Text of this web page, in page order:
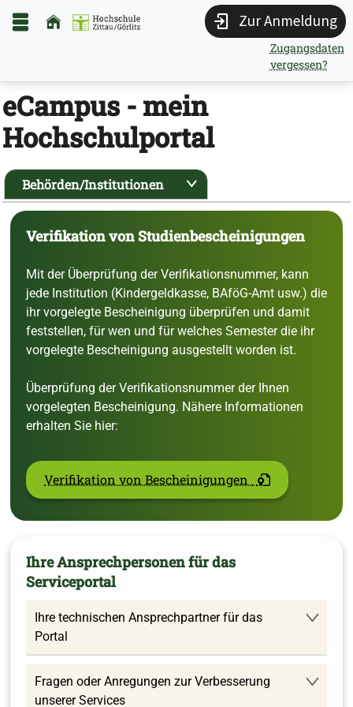
Zur Anmeldung
Zugangsdaten
vergessen?
eCampus - mein
Hochschulportal
Behörden/Institutionen
Verifikation von Studienbescheinigungen
Mit der Überprüfung der Verifikationsnummer, kann
jede Institution (Kindergeldkasse, BAföG-Amt usw.) die
ihr vorgelegte Bescheinigung überprüfen und damit
feststellen, für wen und für welches Semester die ihr
vorgelegte Bescheinigung ausgestellt worden ist.
Überprüfung der Verifikationsnummer der Ihnen
vorgelegten Bescheinigung. Nähere Informationen
erhalten Sie hier:
Verifikation von Bescheinigungen
Ihre Ansprechpersonen für das
Serviceportal
Ihre technischen Ansprechpartner für das
Portal
Fragen oder Anregungen zur Verbesserung
unserer Services